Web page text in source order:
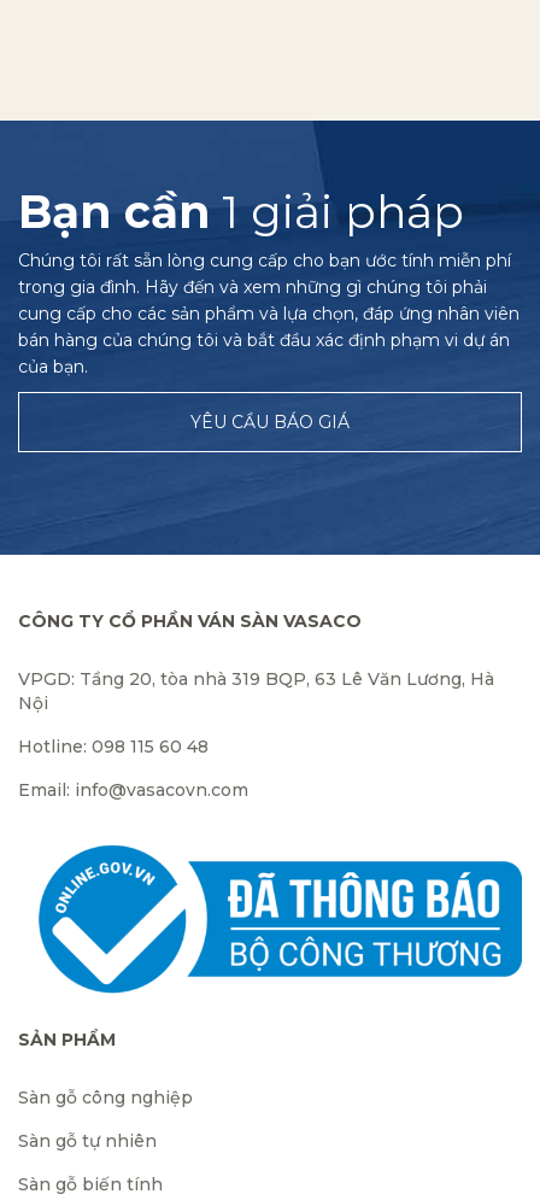
Bạn cần 1 giải pháp
Chúng tôi rất sẵn lòng cung cấp cho bạn ước tính miễn phí
trong gia đình. Hãy đến và xem những gì chúng tôi phải
cung cấp cho các sản phẩm và lựa chọn, đáp ứng nhân viên
bán hàng của chúng tôi và bắt đầu xác định phạm vi dự án
của bạn.
YÊU CẦU BÁO GIÁ
CÔNG TY CỔ PHẦN VÁN SÀN VASACO
VPGD: Tầng 20, tòa nhà 319 BQP, 63 Lê Văn Lương, Hà
Nội
Hotline: 098 115 60 48
Email: info@vasacovn.com
SẢN PHẨM
Sàn gỗ công nghiệp
Sàn gỗ tự nhiên
Sàn gỗ biến tính